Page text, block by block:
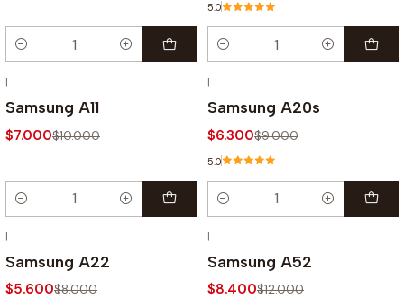
Cantidad
5.0
Cantidad
|
Samsung A11
$7.000$10.000
Cantidad
|
Samsung A20s
$6.300$9.000
5.0
Cantidad
|
Samsung A22
$5.600$8.000
|
Samsung A52
$8.400$12.000